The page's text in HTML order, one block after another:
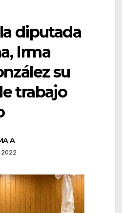
diputada
Irma
su
trabajo
A
2022